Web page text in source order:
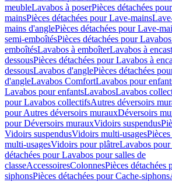
meubleLavabos à poserPièces détachées
mainsPièces détachées pour Lave-mains
mains d'anglePièces détachées pour Lave-
semi-emboîtésPièces détachées pour
emboîtésLavabos à emboîterLavabos à
dessousPièces détachées pour Lavabos à
dessousLavabos d'anglePièces détachées
d'angleLavabos ComfortLavabos pour
Lavabos pour enfantsLavabosLavabos
pour Lavabos collectifsAutres déversoirs
pour Autres déversoirs murauxDéversoirs
pour Déversoirs murauxVidoirs suspendus
Vidoirs suspendusVidoirs multi-usages
multi-usagesVidoirs pour plâtreLavabos pour
détachées pour Lavabos pour salles de
classeAccessoiresColonnesPièces détachées
siphonsPièces détachées pour Cache-siphons